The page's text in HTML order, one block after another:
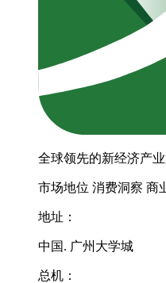
全球领先的新经济产
市场地位 消费洞察 商
地址：
中国. 广州大学城
总机：